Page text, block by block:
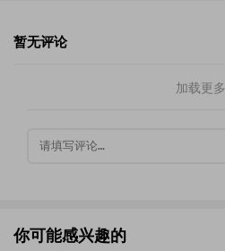
暂无评论
加载更多
你可能感兴趣的